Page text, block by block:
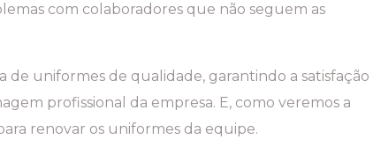
com colaboradores que não seguem as
de uniformes de qualidade, garantindo a satisfação
profissional da empresa. E, como veremos a
renovar os uniformes da equipe.